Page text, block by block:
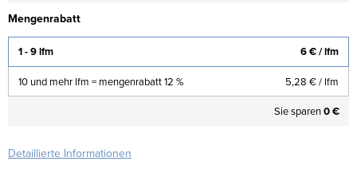
Mengenrabatt
1 - 9 lfm 6 €/ lfm
10 und mehr lfm = mengenrabatt 12 % 5,28 €/ lfm
Sie sparen0 €
Detaillierte Informationen